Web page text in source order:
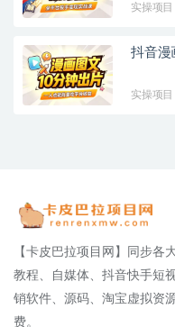
实操项目
抖音漫
实操项目
【卡皮巴拉项目网】同步各
教程、自媒体、抖音快手短
销软件、源码、淘宝虚拟资
费。